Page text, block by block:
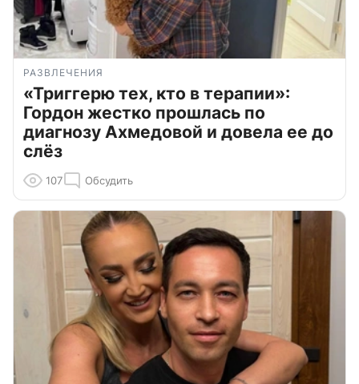
РАЗВЛЕЧЕНИЯ
«Триггерю тех, кто в терапии»:
Гордон жестко прошлась по
диагнозу Ахмедовой и довела ее до
слёз
107 Обсудить